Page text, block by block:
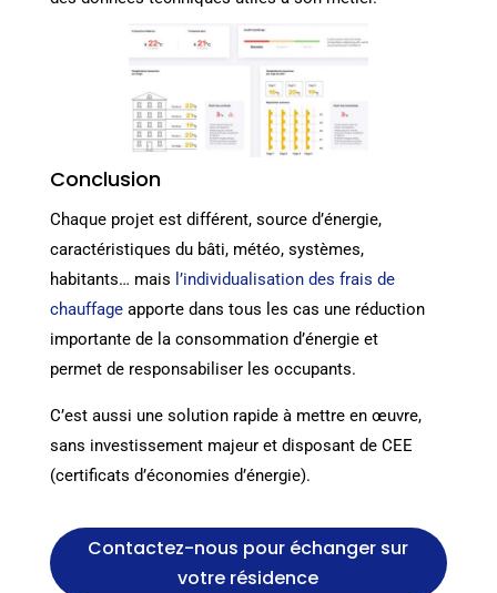
Conclusion
Chaque projet est différent, source d’énergie,
caractéristiques du bâti, météo, systèmes,
habitants… mais l’individualisation des frais de
chauffageapporte dans tous les cas une réduction
importante de la consommation d’énergie et
permet de responsabiliser les occupants.
C’est aussi une solution rapide à mettre en œuvre,
sans investissement majeur et disposant de CEE
(certificats d’économies d’énergie).
Contactez-nous pour échanger sur
votre résidence